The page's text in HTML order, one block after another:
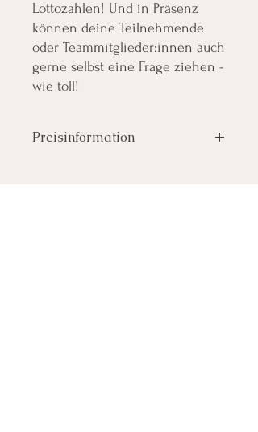
Lottozahlen! Und in Präsenz
können deine Teilnehmende
oder Teammitglieder:innen auch
gerne selbst eine Frage ziehen -
wie toll!
Preisinformation